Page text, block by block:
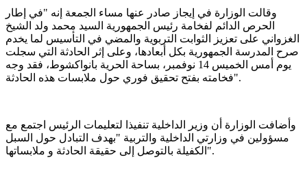
وقالت الوزارة في إيجاز صادر عنها مساء الجمعة إنه "في إطار
الحرص الدائم لفخامة رئيس الجمهورية السيد محمد ولد الشيخ
الغزواني على تعزيز الثوابت التربوية والمضي في التأسيس لما يخدم
صرح المدرسة الجمهورية بكل أبعادها، وعلى إثر الحادثة التي سجلت
يوم أمس الخميس 14 نوفمبر، بساحة الحرية بانواكشوط، فقد وجه
فخامته بفتح تحقيق فوري حول ملابسات هذه الحادثة".
وأضافت الوزارة أن وزير الداخلية تنفيذا لتعليمات الرئيس اجتمع مع
مسؤولين في وزارتي الداخلية والتربية "بهدف التبادل حول السبل
الكفيلة بالتوصل إلى حقيقة الحادثة و ملابساتها".